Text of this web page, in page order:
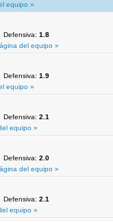
equipo »
Defensiva: 1.8
del equipo »
Defensiva: 1.9
equipo »
Defensiva: 2.1
equipo »
Defensiva: 2.0
del equipo »
Defensiva: 2.1
equipo »